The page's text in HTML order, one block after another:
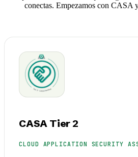
conectas. Empezamos con CASA
CASA Tier 2
CLOUD APPLICATION SECURITY